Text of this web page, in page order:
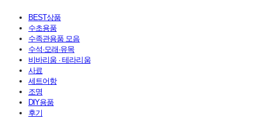
BEST상품
수초용품
수족관용품 모음
수석·모래·유목
비바리움 · 테라리움
사료
세트어항
조명
DIY용품
후기